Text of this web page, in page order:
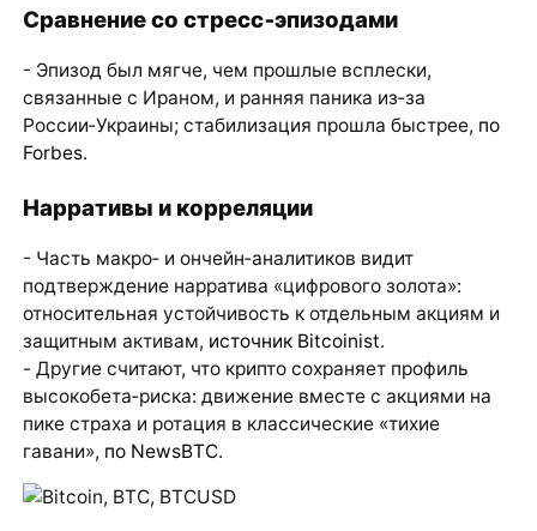
Сравнение со стресс‑эпизодами
- Эпизод был мягче, чем прошлые всплески,
связанные с Ираном, и ранняя паника из‑за
России‑Украины; стабилизация прошла быстрее, по
Forbes.
Нарративы и корреляции
- Часть макро‑ и ончейн‑аналитиков видит
подтверждение нарратива «цифрового золота»:
относительная устойчивость к отдельным акциям и
защитным активам, источник Bitcoinist.
- Другие считают, что крипто сохраняет профиль
высокобета‑риска: движение вместе с акциями на
пике страха и ротация в классические «тихие
гавани», по NewsBTC.